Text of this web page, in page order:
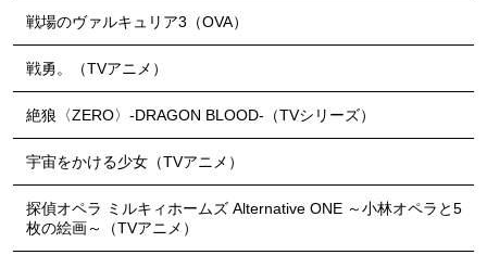
戦場のヴァルキュリア3（OVA）
戦勇。（TVアニメ）
絶狼〈ZERO〉-DRAGON BLOOD-（TVシリーズ）
宇宙をかける少女（TVアニメ）
探偵オペラ ミルキィホームズ Alternative ONE ～小林オペラと5
枚の絵画～（TVアニメ）